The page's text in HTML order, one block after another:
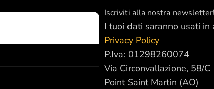
Iscriviti alla nostra newsletter!
I tuoi dati saranno usati in
Privacy Policy
P.Iva: 01298260074
Via Circonvallazione, 58/C
Point Saint Martin (AO)